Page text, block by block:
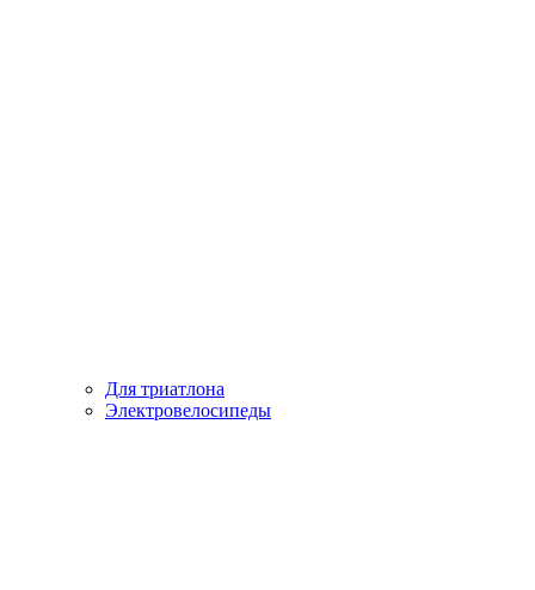
Для триатлона
Электровелосипеды